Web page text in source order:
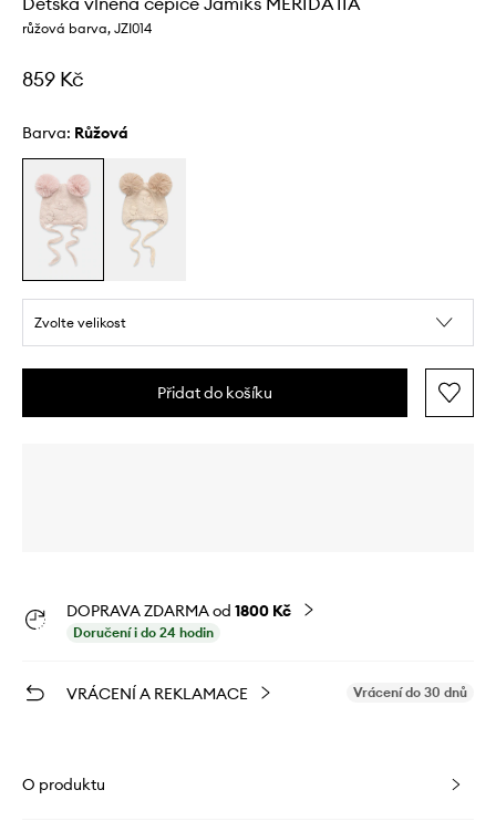
růžová barva, JZI014
859 Kč
Barva: růžová
Zvolte velikost
Přidat do košíku
DOPRAVA ZDARMA od 1800 Kč
Doručení i do 24 hodin
VRÁCENÍ A REKLAMACE Vrácení do 30 dnů
O produktu